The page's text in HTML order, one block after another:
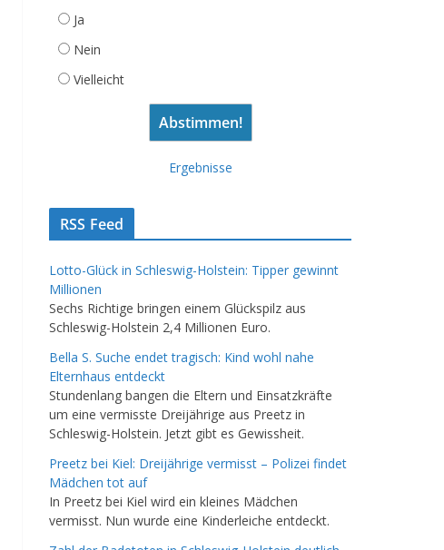
Ja
Nein
Vielleicht
Ergebnisse
RSS Feed
Lotto-Glück in Schleswig-Holstein: Tipper gewinnt
Millionen
Sechs Richtige bringen einem Glückspilz aus
Schleswig-Holstein 2,4 Millionen Euro.
Bella S. Suche endet tragisch: Kind wohl nahe
Elternhaus entdeckt
Stundenlang bangen die Eltern und Einsatzkräfte
um eine vermisste Dreijährige aus Preetz in
Schleswig-Holstein. Jetzt gibt es Gewissheit.
Preetz bei Kiel: Dreijährige vermisst – Polizei findet
Mädchen tot auf
In Preetz bei Kiel wird ein kleines Mädchen
vermisst. Nun wurde eine Kinderleiche entdeckt.